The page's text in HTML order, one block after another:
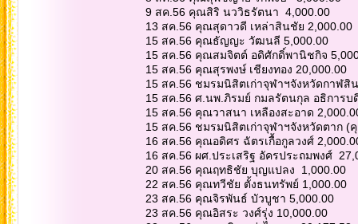
9 สค.56 คุณสิริ นววิธรัตนา 4,000.00
13 สค.56 คุณสุดาวดี เหล่าสินชัย 2,000.00
15 สค.56 คุณธัญญะ วัฒนลี 5,000.00
15 สค.56 คุณสมจิตต์ อดิศักดิ์พานิชกิจ
15 สค.56 คุณสุรพงษ์ เชียงทอง 20,000.00
15 สค.56 ชมรมนิสิตเก่าจุฬาฯจังหวัดกาฬสิ
15 สค.56 ศ.นพ.ภิรมย์ กมลรัตนกุล อธิการบ
15 สค.56 คุณวาสนา เหลืองสะอาด
15 สค.56 ชมรมนิสิตเก่าจุฬาฯจังหวัดตาก
16 สค.56 คุณอดิศร ฉัตรเกื้อกูลวงศ์
16 สค.56 ผศ.ประเสริฐ อัครประถมพงศ์
20 สค.56 คุณฤทธิชัย บุญแปลง 1,000.00
22 สค.56 คุณทวีชัย ตั้งธนทรัพย์ 1,000.00
23 สค.56 คุณจิรพันธ์ บัวบูชา 5,000.00
23 สค.56 คุณอิสระ วงศ์รุ่ง 10,000.00